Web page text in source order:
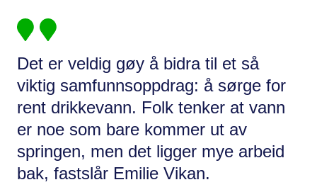
Det er veldig gøy å bidra til et så
viktig samfunnsoppdrag: å sørge for
rent drikkevann. Folk tenker at vann
er noe som bare kommer ut av
springen, men det ligger mye arbeid
bak, fastslår Emilie Vikan.